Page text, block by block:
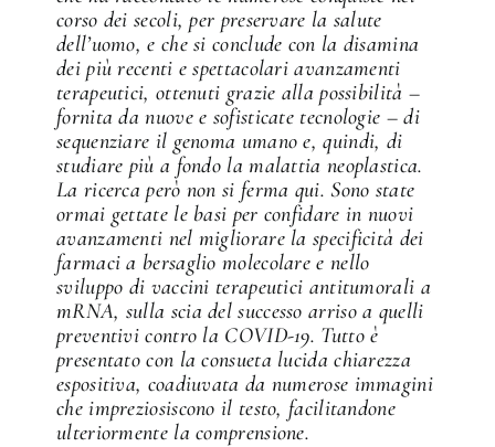
corso dei secoli, per preservare la salute
dell’uomo, e che si conclude con la disamina
dei più recenti e spettacolari avanzamenti
terapeutici, ottenuti grazie alla possibilità –
fornita da nuove e sofisticate tecnologie – di
sequenziare il genoma umano e, quindi, di
studiare più a fondo la malattia neoplastica.
La ricerca però non si ferma qui. Sono state
ormai gettate le basi per confidare in nuovi
avanzamenti nel migliorare la specificità dei
farmaci a bersaglio molecolare e nello
sviluppo di vaccini terapeutici antitumorali a
mRNA, sulla scia del successo arriso a quelli
preventivi contro la COVID-19. Tutto è
presentato con la consueta lucida chiarezza
espositiva, coadiuvata da numerose immagini
che impreziosiscono il testo, facilitandone
ulteriormente la comprensione.